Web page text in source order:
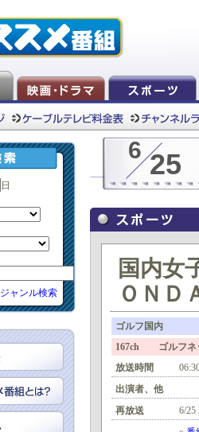
日
ジャンル検索
6 25
国内女
ＯＮＤ
ゴルフ国内
167ch ゴルフネ
放送時間
出演者、他
再放送
6/